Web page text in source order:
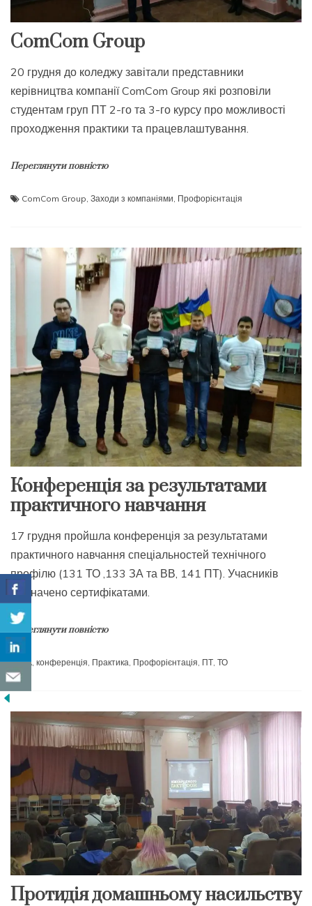
ComCom Group
20 грудня до коледжу завітали представники
керівництва компанії ComCom Group які розповіли
студентам груп ПТ 2-го та 3-го курсу про можливості
проходження практики та працевлаштування.
Переглянути повністю
ComCom Group, Заходи з компаніями, Профорієнтація
Конференція за результатами
практичного навчання
17 грудня пройшла конференція за результатами
практичного навчання спеціальностей технічного
профілю (131 ТО ,133 ЗА та ВВ, 141 ПТ). Учасників
відзначено сертифікатами.
Переглянути повністю
ЗА конференція Практика Профорієнтація ПТ ТО
Протидія домашньому насильству